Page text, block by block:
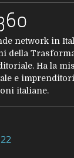
network in
della
Ha la
e
italiane.